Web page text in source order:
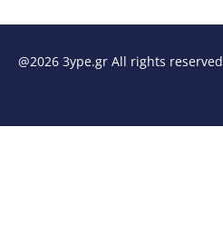
@2026 3ype.gr All rights reserved